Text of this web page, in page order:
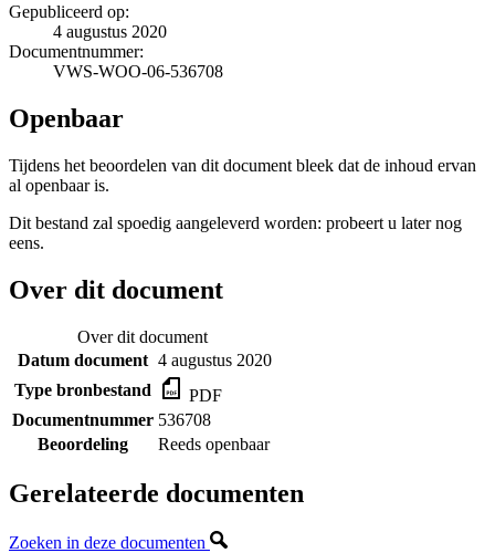
Gepubliceerd op:
4 augustus 2020
Documentnummer:
VWS-WOO-06-536708
Openbaar
Tijdens het beoordelen van dit document bleek dat de inhoud ervan
al openbaar is.
Dit bestand zal spoedig aangeleverd worden: probeert u later nog
eens.
Over dit document
Over dit document
Datum document 4 augustus 2020
Type bronbestand
PDF
Documentnummer 536708
Beoordeling
Reeds openbaar
Gerelateerde documenten
Zoeken in deze documenten